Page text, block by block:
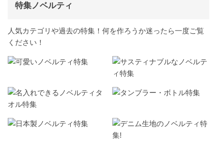
特集ノベルティ
人気カテゴリや過去の特集！何を作ろうか迷ったら一度ご覧
ください！